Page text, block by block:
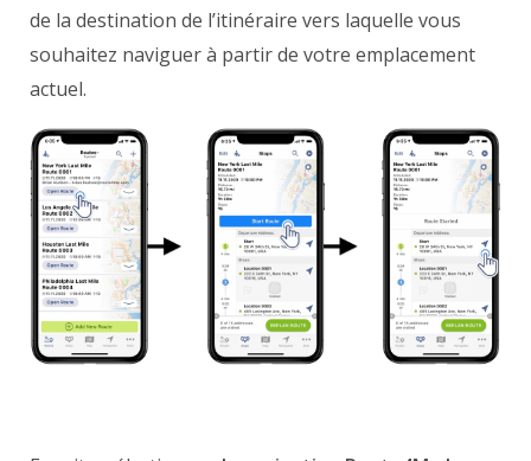
de la destination de l’itinéraire vers laquelle vous
souhaitez naviguer à partir de votre emplacement
actuel.